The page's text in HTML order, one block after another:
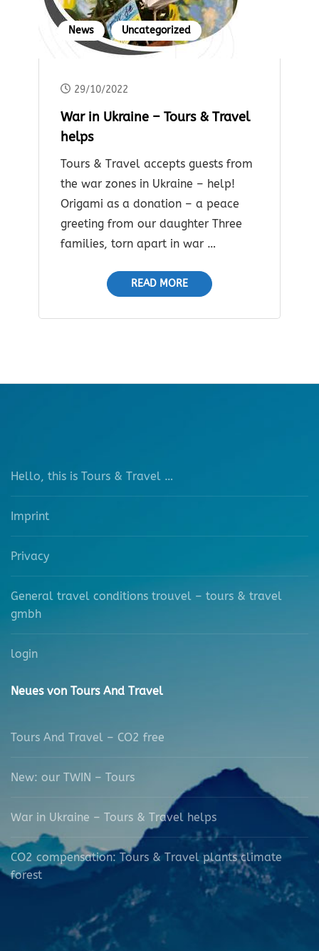
News Uncategorized
29/10/2022
War in Ukraine – Tours & Travel
helps
Tours & Travel accepts guests from
the war zones in Ukraine – help!
Origami as a donation – a peace
greeting from our daughter Three
families, torn apart in war …
READ MORE
Hello, this is Tours & Travel …
Imprint
Privacy
General travel conditions trouvel – tours & travel
gmbh
login
Neues von Tours And Travel
Tours And Travel – CO2 free
New: our TWIN – Tours
War in Ukraine – Tours & Travel helps
CO2 compensation: Tours & Travel plants climate
forest